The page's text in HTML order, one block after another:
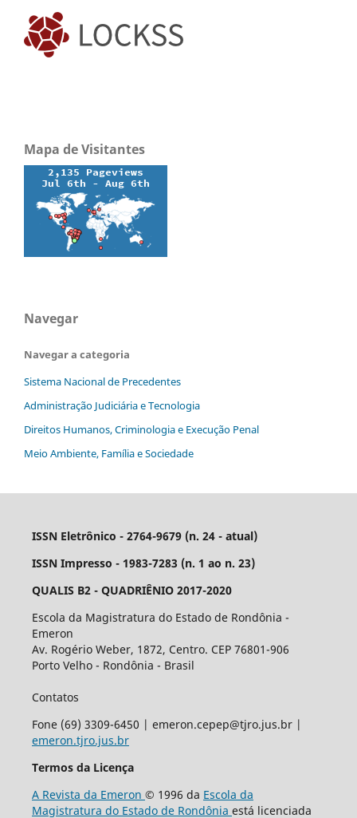
Mapa de Visitantes
Navegar
Navegar a categoria
Sistema Nacional de Precedentes
Administração Judiciária e Tecnologia
Direitos Humanos, Criminologia e Execução Penal
Meio Ambiente, Família e Sociedade
ISSN Eletrônico - 2764-9679 (n. 24 - atual)
ISSN Impresso - 1983-7283 (n. 1 ao n. 23)
QUALIS B2 - QUADRIÊNIO 2017-2020
Escola da Magistratura do Estado de Rondônia -
Emeron
Av. Rogério Weber, 1872, Centro. CEP 76801-906
Porto Velho - Rondônia - Brasil
Contatos
Fone (69) 3309-6450 | emeron.cepep@tjro.jus.br |
emeron.tjro.jus.br
Termos da Licença
A Revista da Emeron © 1996 da Escola da
Magistratura do Estado de Rondônia está licenciada